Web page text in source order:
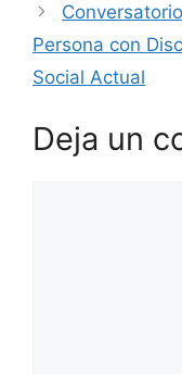
Persona con
Social Actual
Deja un